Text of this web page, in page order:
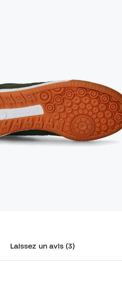
Laissez un avis (3)